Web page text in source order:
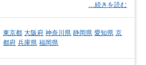
…続きを読む
東京都 大阪府 神奈川県 静岡県 愛知県 京
都府 兵庫県 福岡県